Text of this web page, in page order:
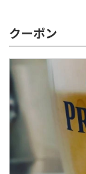
クーポン